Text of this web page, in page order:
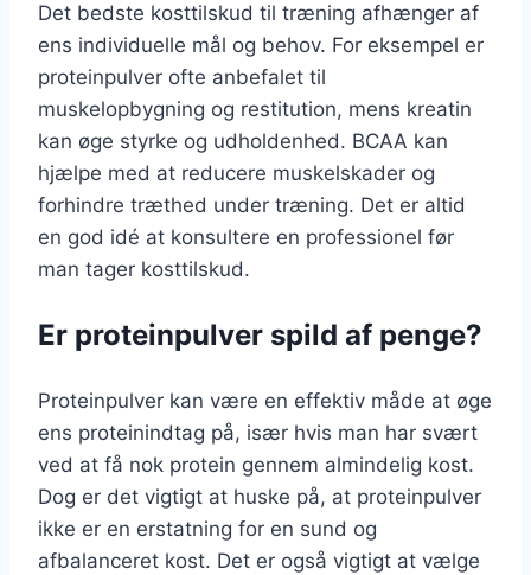
Det bedste kosttilskud til træning afhænger af
ens individuelle mål og behov. For eksempel er
proteinpulver ofte anbefalet til
muskelopbygning og restitution, mens kreatin
kan øge styrke og udholdenhed. BCAA kan
hjælpe med at reducere muskelskader og
forhindre træthed under træning. Det er altid
en god idé at konsultere en professionel før
man tager kosttilskud.
Er proteinpulver spild af penge?
Proteinpulver kan være en effektiv måde at øge
ens proteinindtag på, især hvis man har svært
ved at få nok protein gennem almindelig kost.
Dog er det vigtigt at huske på, at proteinpulver
ikke er en erstatning for en sund og
afbalanceret kost. Det er også vigtigt at vælge